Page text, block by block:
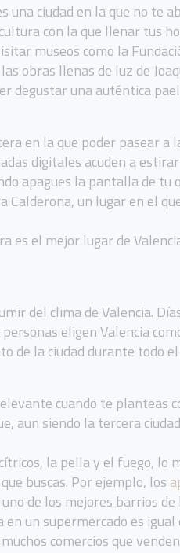
una ciudad en la que no te
con la que llenar
museos como la
obras llenas de luz de
una auténtica
en la que poder pasear
digitales acuden a
apagues la pantalla de
un lugar en el
es el mejor lugar de
del clima de Valencia.
eligen Valencia
de la ciudad durante todo
cuando te
aun siendo la tercera
la pella y el fuego,
buscas. Por ejemplo, los
de los mejores barrios
en un supermercado es
comercios que